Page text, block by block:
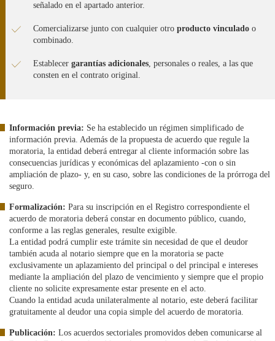
señalado en el apartado anterior.
Comercializarse junto con cualquier otro producto vinculado o
combinado.
Establecer garantías adicionales, personales o reales, a las que
consten en el contrato original.
Información previa: Se ha establecido un régimen simplificado de
información previa. Además de la propuesta de acuerdo que regule la
moratoria, la entidad deberá entregar al cliente información sobre las
consecuencias jurídicas y económicas del aplazamiento -con o sin
ampliación de plazo- y, en su caso, sobre las condiciones de la prórroga del
seguro.
Formalización: Para su inscripción en el Registro correspondiente el
acuerdo de moratoria deberá constar en documento público, cuando,
conforme a las reglas generales, resulte exigible.
La entidad podrá cumplir este trámite sin necesidad de que el deudor
también acuda al notario siempre que en la moratoria se pacte
exclusivamente un aplazamiento del principal o del principal e intereses
mediante la ampliación del plazo de vencimiento y siempre que el propio
cliente no solicite expresamente estar presente en el acto.
Cuando la entidad acuda unilateralmente al notario, este deberá facilitar
gratuitamente al deudor una copia simple del acuerdo de moratoria.
Publicación: Los acuerdos sectoriales promovidos deben comunicarse al